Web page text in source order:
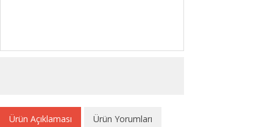
Ürün Açıklaması Ürün Yorumları